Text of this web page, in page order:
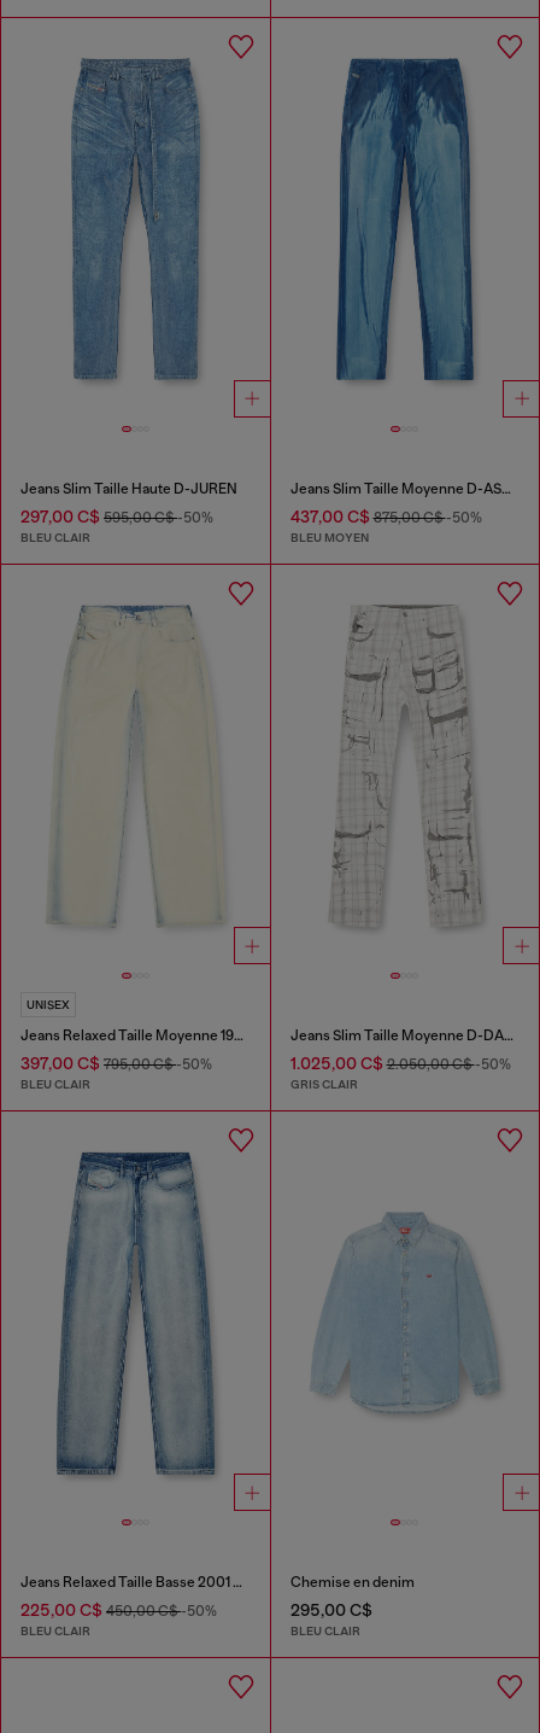
Jeans Slim Taille Haute D-JUREN
297,00 C$ 595,00 C$-50%
BLEU CLAIR
Jeans Slim Taille Moyenne D-ASKAR
437,00 C$875,00 C$-50%
BLEU MOYEN
UNISEX
Jeans Relaxed Taille Moyenne 1997 D-Enim-M
397,00 C$ 795,00 C$-50%
BLEU CLAIR
Jeans Slim Taille Moyenne D-DAREK
1.025,00 C$2.050,00 C$-50%
GRIS CLAIR
Jeans Relaxed Taille Basse 2001 D-Macro
225,00 C$ 450,00 C$-50%
BLEU CLAIR
Chemise en denim
295,00 C$
BLEU CLAIR